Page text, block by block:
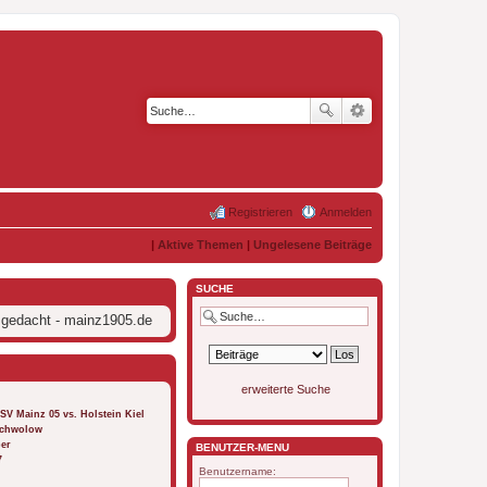
Anmelden
Registrieren
| Aktive Themen | Ungelesene Beiträge
- mainz1905.de
Mainz 05 vs. Holstein Kiel
SUCHE
erweiterte Suche
BENUTZER-MENÜ
Benutzername: